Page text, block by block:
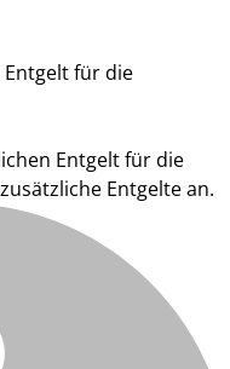
für die
Entgelt für die
Entgelte an.